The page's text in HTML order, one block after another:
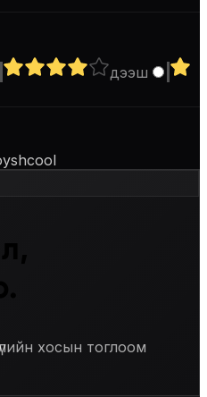
дээш
бүлийн хосын тоглоом